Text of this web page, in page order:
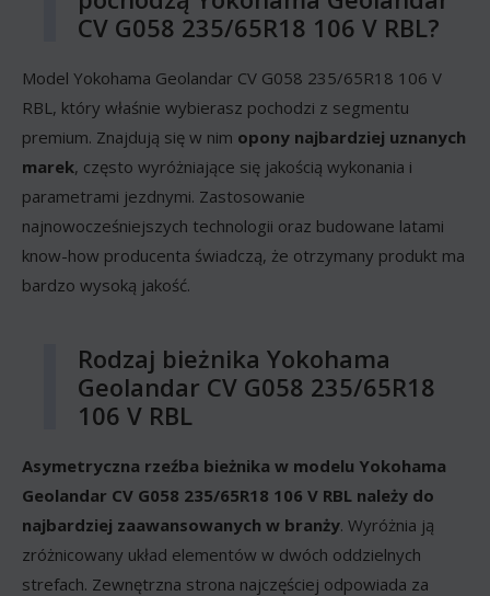
CV G058 235/65R18 106 V RBL?
Model Yokohama Geolandar CV G058 235/65R18 106 V
RBL, który właśnie wybierasz pochodzi z segmentu
premium. Znajdują się w nim opony najbardziej uznanych
marek, często wyróżniające się jakością wykonania i
parametrami jezdnymi. Zastosowanie
najnowocześniejszych technologii oraz budowane latami
know-how producenta świadczą, że otrzymany produkt ma
bardzo wysoką jakość.
Rodzaj bieżnika Yokohama
Geolandar CV G058 235/65R18
106 V RBL
Asymetryczna rzeźba bieżnika w modelu Yokohama
Geolandar CV G058 235/65R18 106 V RBL należy do
najbardziej zaawansowanych w branży. Wyróżnia ją
zróżnicowany układ elementów w dwóch oddzielnych
strefach. Zewnętrzna strona najczęściej odpowiada za